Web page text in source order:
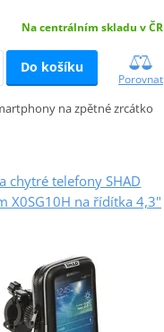
Na centrálním skladu v ČR
Do košíku
Porovnat
na zpětné zrcátko
chytré telefony SHAD
X0SG10H na řídítka 4,3"